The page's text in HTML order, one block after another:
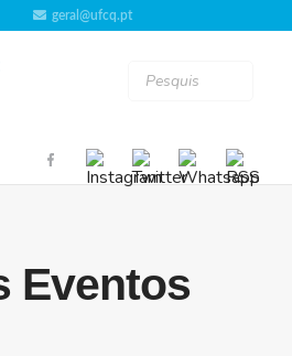
geral@ufcq.pt
Eventos